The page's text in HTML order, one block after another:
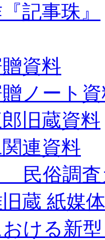
記事珠』
資料
ノート
旧蔵資料
連資料
民俗調査
蔵 紙媒
ける新